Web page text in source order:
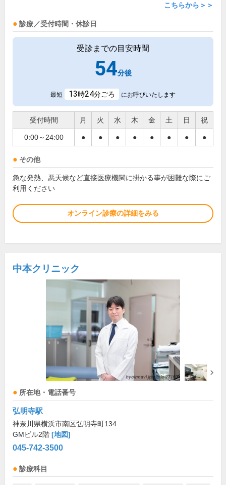
こちらから＞＞
診療／受付時間・休診日
受診までの目安時間
54分後
最短 13時24分ごろ にお呼びいたします
受付時間 月 火 水 木 金 土 日 祝
0:00～24:00 ● ● ● ● ● ● ● ●
その他
急な発熱、悪天候など直接医療機関に掛かる事が困難な際にご
利用ください
オンライン診療の詳細をみる
中本クリニック
所在地・電話番号
弘明寺駅
神奈川県横浜市南区弘明寺町134
GMビル2階 [地図]
045-742-3500
診療科目